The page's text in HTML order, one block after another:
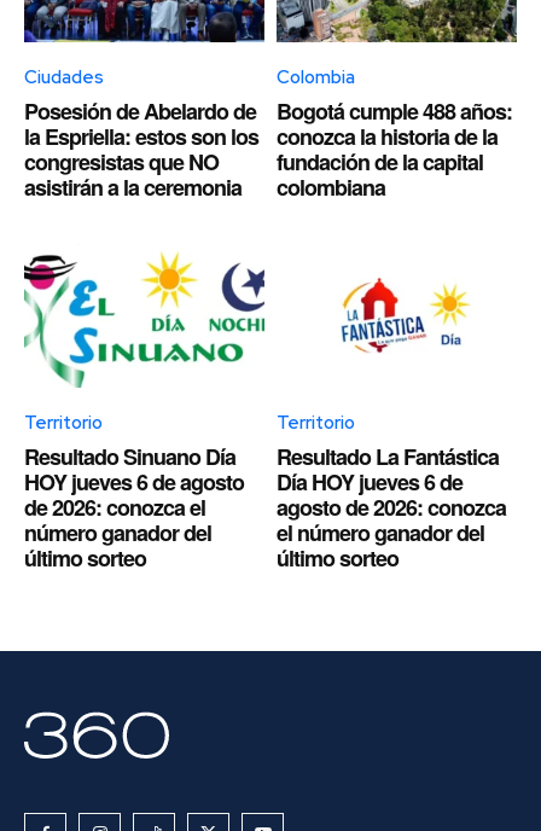
Ciudades
Posesión de Abelardo de
la Espriella: estos son los
congresistas que NO
asistirán a la ceremonia
Colombia
Bogotá cumple 488 años:
conozca la historia de la
fundación de la capital
colombiana
Territorio
Resultado Sinuano Día
HOY jueves 6 de agosto
de 2026: conozca el
número ganador del
último sorteo
Territorio
Resultado La Fantástica
Día HOY jueves 6 de
agosto de 2026: conozca
el número ganador del
último sorteo